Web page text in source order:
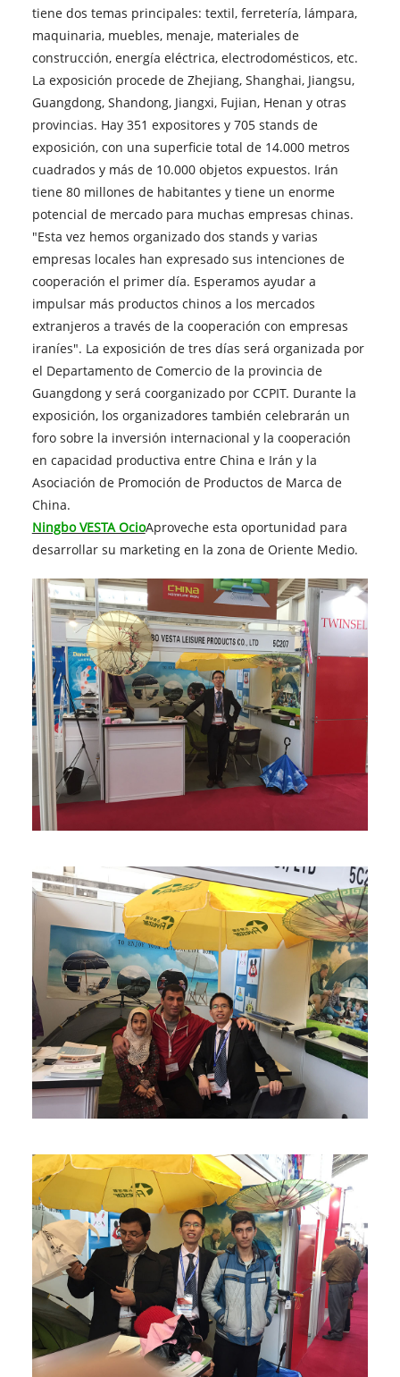
tiene dos temas principales: textil, ferretería, lámpara,
maquinaria, muebles, menaje, materiales de
construcción, energía eléctrica, electrodomésticos, etc.
La exposición procede de Zhejiang, Shanghai, Jiangsu,
Guangdong, Shandong, Jiangxi, Fujian, Henan y otras
provincias. Hay 351 expositores y 705 stands de
exposición, con una superficie total de 14.000 metros
cuadrados y más de 10.000 objetos expuestos. Irán
tiene 80 millones de habitantes y tiene un enorme
potencial de mercado para muchas empresas chinas.
"Esta vez hemos organizado dos stands y varias
empresas locales han expresado sus intenciones de
cooperación el primer día. Esperamos ayudar a
impulsar más productos chinos a los mercados
extranjeros a través de la cooperación con empresas
iraníes". La exposición de tres días será organizada por
el Departamento de Comercio de la provincia de
Guangdong y será coorganizado por CCPIT. Durante la
exposición, los organizadores también celebrarán un
foro sobre la inversión internacional y la cooperación
en capacidad productiva entre China e Irán y la
Asociación de Promoción de Productos de Marca de
China.
Ningbo VESTA OcioAproveche esta oportunidad para
desarrollar su marketing en la zona de Oriente Medio.